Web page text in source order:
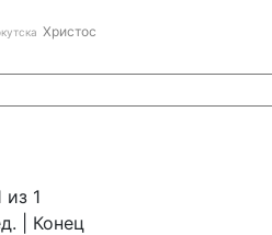
Христос
из 1
| Конец